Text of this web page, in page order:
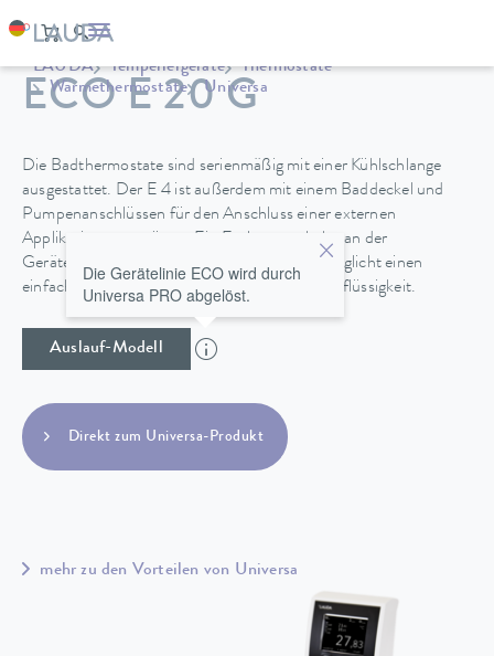
LAUDA Temperiergeräte
Thermostate
Wärmethermostate
Universa
ECO E 20 G
Die Badthermostate sind serienmäßig mit einer Kühlschlange
ausgestattet. Der E 4 ist außerdem mit einem Baddeckel und
Pumpenanschlüssen für den Anschluss einer externen
Applikation ausgerüstet. Ein Entleerungshahn an der
Geräterückseite bei den Edelstahlbädern ermöglicht einen
einfachen und sicheren Wechsel der Temperierflüssigkeit.
Auslauf-Modell
Die Gerätelinie ECO wird durch
Universa PRO abgelöst.
Direkt zum Universa-Produkt
mehr zu den Vorteilen von Universa